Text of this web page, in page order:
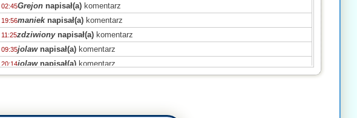
02:45Grejon napisał(a) komentarz
19:56manieknapisał(a) komentarz
zdziwionynapisał(a) komentarz
09:35jolawnapisał(a) komentarz
20:14jolawnapisał(a) komentarz
12:52zdziwionynapisał(a)komentarz